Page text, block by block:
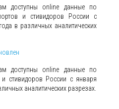
доступны online данные по
и стивидоров России с
в различных аналитических
доступны online данные по
и стивидоров России с января
аналитических разрезах.